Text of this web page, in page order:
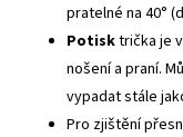
pratelné na 40°
Potisktrička je
nošení a praní.
vypadat stále
Pro zjištění